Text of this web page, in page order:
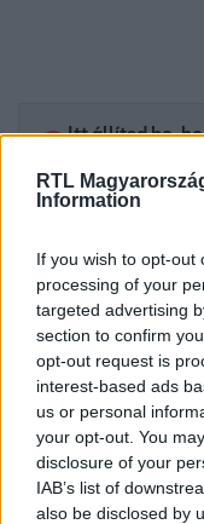
RTL
Information
If you wish to opt-out
processing of your
targeted advertising
section to confirm
opt-out request is
interest-based ads
us or personal
your opt-out. You
disclosure of your
IAB’s list of
also be disclosed by
Itt állítsd be,
Kövess minket,
Facebookon is!